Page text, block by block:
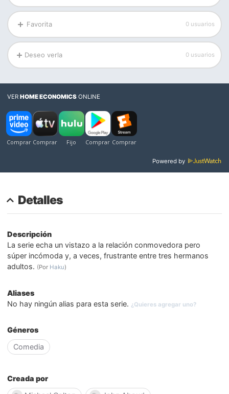
Favorita 0 usuarios
Deseo verla 0 usuarios
VERHOME ECONOMICS ONLINE
Powered by
Detalles
Descripción
La serie echa un vistazo a la relación conmovedora pero
súper incómoda y, a veces, frustrante entre tres hermanos
adultos. (Por Haku)
Aliases
No hay ningún alias para esta serie. ¿Quieres agregar uno?
Géneros
Comedia
Creada por